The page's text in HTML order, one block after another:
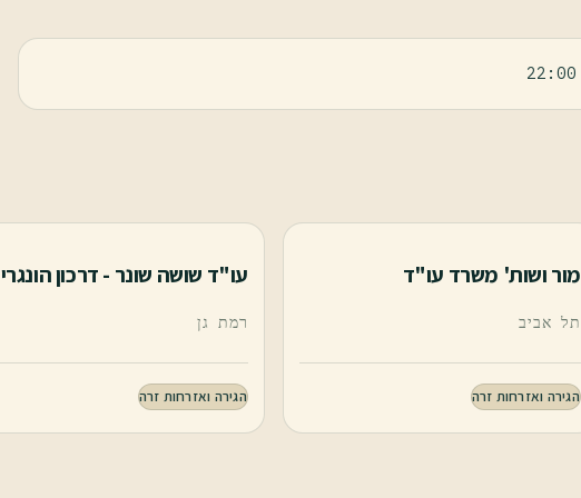
מור ושות' משרד עו"ד
תל אביב
הגירה ואזרחות זרה
עו"ד שושה שונר - דרכון הונגרי
רמת גן
הגירה ואזרחות זרה